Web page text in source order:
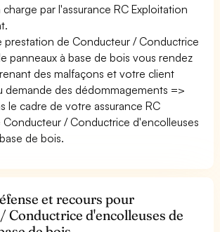
par l'assurance RC Exploitation
prestation de Conducteur / Conductrice
panneaux à base de bois vous rendez
des malfaçons et votre client
demande des dédommagements =>
le cadre de votre assurance RC
/ Conductrice d'encolleuses
de bois.
et recours pour
Conductrice d'encolleuses de